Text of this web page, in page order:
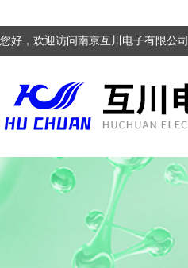
您好，欢迎访问南京互川电子有限公司